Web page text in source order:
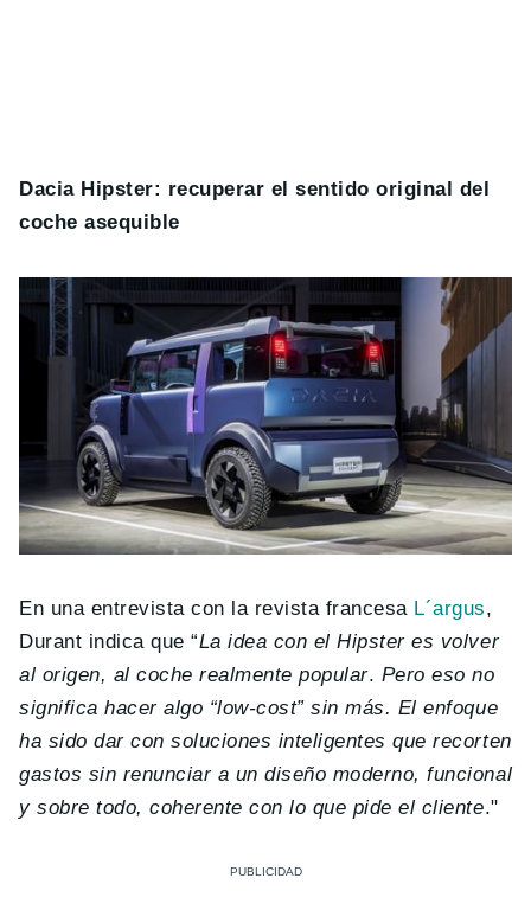
Dacia Hipster: recuperar el sentido original del
coche asequible
En una entrevista con la revista francesa L´argus,
Durant indica que “La idea con el Hipster es volver
al origen, al coche realmente popular. Pero eso no
significa hacer algo “low-cost” sin más. El enfoque
ha sido dar con soluciones inteligentes que recorten
gastos sin renunciar a un diseño moderno, funcional
y sobre todo, coherente con lo que pide el cliente."